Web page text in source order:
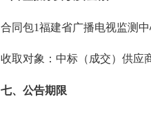
合同包1福建省广播电视监测中
收取对象：中标（成交）供应
七、公告期限